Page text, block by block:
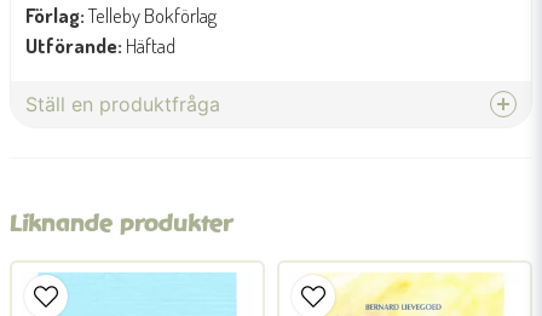
Förlag:Telleby Bokförlag
Utförande: Häftad
Ställ en produktfråga
name
Namn
Liknande produkter